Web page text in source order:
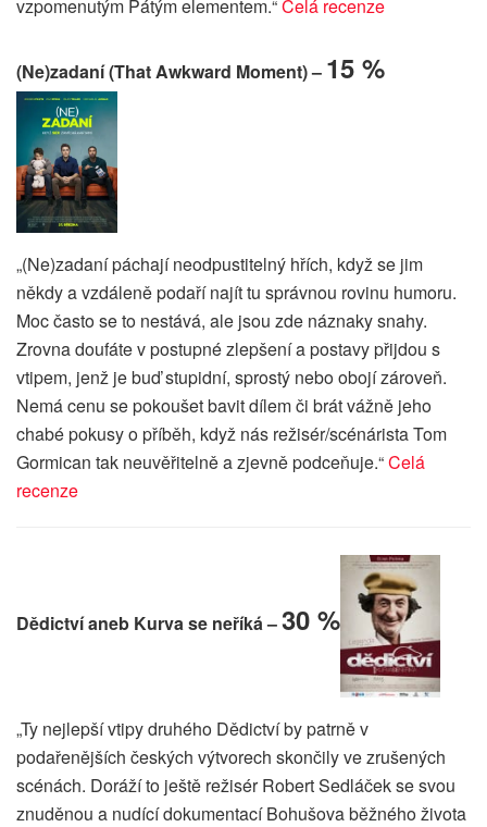
vzpomenutým Pátým elementem.“Celá recenze
(Ne)zadaní (That Awkward Moment) – 15 %
„(Ne)zadaní páchají neodpustitelný hřích, když se jim
někdy a vzdáleně podaří najít tu správnou rovinu humoru.
Moc často se to nestává, ale jsou zde náznaky snahy.
Zrovna doufáte v postupné zlepšení a postavy přijdou s
vtipem, jenž je buď stupidní, sprostý nebo obojí zároveň.
Nemá cenu se pokoušet bavit dílem či brát vážně jeho
chabé pokusy o příběh, když nás režisér/scénárista Tom
Gormican tak neuvěřitelně a zjevně podceňuje.“Celá
recenze
Dědictví aneb Kurva se neříká –30 %
„Ty nejlepší vtipy druhého Dědictví by patrně v
podařenějších českých výtvorech skončily ve zrušených
scénách. Doráží to ještě režisér Robert Sedláček se svou
znuděnou a nudící dokumentací Bohušova běžného života